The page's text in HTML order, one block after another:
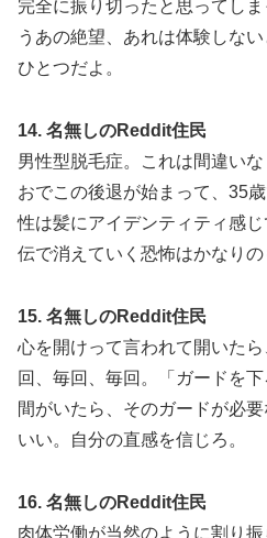
完全に振り切ったと思ってし
うあの絶望、あれは体験しな
ひとつだよ。
14. 名無しのReddit住民
男性型脱毛症。これは間違い
おでこの後退が始まって、35
性は髪にアイデンティティ感
伝で消えていく恐怖はかなりの
15. 名無しのReddit住民
心を開けって言われて開いた
回、毎回、毎回。「ガードを
間がいたら、そのガードが必
いい。自分の直感を信じろ。
16. 名無しのReddit住民
肉体労働が当然のように割り